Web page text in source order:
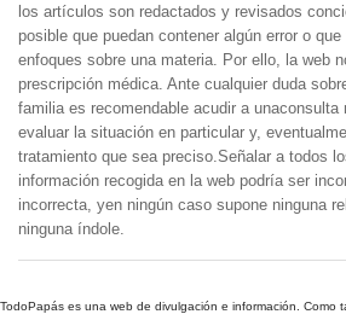
los artículos son redactados y revisados
posible que puedan contener algún error o
enfoques sobre una materia. Por ello, la web
prescripción médica. Ante cualquier duda
familia es recomendable acudir a unaconsulta
evaluar la situación en particular y,
tratamiento que sea preciso.Señalar a todos
información recogida en la web podría ser
incorrecta, yen ningún caso supone ninguna
ninguna índole.
TodoPapás es una web de divulgación e información. Como